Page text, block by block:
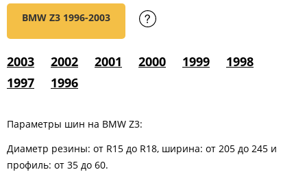
BMW Z3 1996-2003
2003 2002 2001 2000 1999
1998
1997
1996
Параметры шин на BMW Z3:
Диаметр резины: от R15 до R18, ширина: от 205 до 245 и
профиль: от 35 до 60.